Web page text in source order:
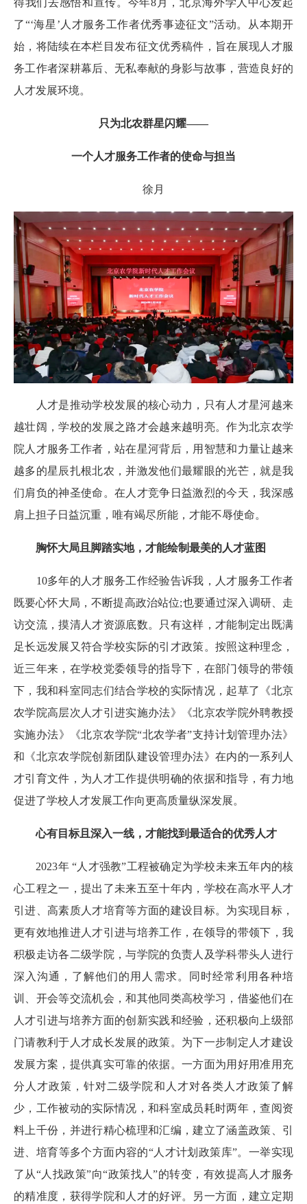
得我们去感悟和宣传。今年8月，北京海外学人中心发起
了“‘海星’人才服务工作者优秀事迹征文”活动。从本期开
始，将陆续在本栏目发布征文优秀稿件，旨在展现人才服
务工作者深耕幕后、无私奉献的身影与故事，营造良好的
人才发展环境。
只为北农群星闪耀——
一个人才服务工作者的使命与担当
徐月
人才是推动学校发展的核心动力，只有人才星河越来
越壮阔，学校的发展之路才会越来越明亮。作为北京农学
院人才服务工作者，站在星河背后，用智慧和力量让越来
越多的星辰扎根北农，并激发他们最耀眼的光芒，就是我
们肩负的神圣使命。在人才竞争日益激烈的今天，我深感
肩上担子日益沉重，唯有竭尽所能，才能不辱使命。
胸怀大局且脚踏实地，才能绘制最美的人才蓝图
10多年的人才服务工作经验告诉我，人才服务工作者
既要心怀大局，不断提高政治站位;也要通过深入调研、走
访交流，摸清人才资源底数。只有这样，才能制定出既满
足长远发展又符合学校实际的引才政策。按照这种理念，
近三年来，在学校党委领导的指导下，在部门领导的带领
下，我和科室同志们结合学校的实际情况，起草了《北京
农学院高层次人才引进实施办法》《北京农学院外聘教授
实施办法》《北京农学院“北农学者”支持计划管理办法》
和《北京农学院创新团队建设管理办法》在内的一系列人
才引育文件，为人才工作提供明确的依据和指导，有力地
促进了学校人才发展工作向更高质量纵深发展。
心有目标且深入一线，才能找到最适合的优秀人才
2023年 “人才强教”工程被确定为学校未来五年内的核
心工程之一，提出了未来五至十年内，学校在高水平人才
引进、高素质人才培育等方面的建设目标。为实现目标，
更有效地推进人才引进与培养工作，在领导的带领下，我
积极走访各二级学院，与学院的负责人及学科带头人进行
深入沟通，了解他们的用人需求。同时经常利用各种培
训、开会等交流机会，和其他同类高校学习，借鉴他们在
人才引进与培养方面的创新实践和经验，还积极向上级部
门请教利于人才成长发展的政策。为下一步制定人才建设
发展方案，提供真实可靠的依据。一方面为用好用准用充
分人才政策，针对二级学院和人才对各类人才政策了解
少，工作被动的实际情况，和科室成员耗时两年，查阅资
料上千份，并进行精心梳理和汇编，建立了涵盖政策、引
进、培育等多个方面内容的“人才计划政策库”。一举实现
了从“人找政策”向“政策找人”的转变，有效提高人才服务
的精准度，获得学院和人才的好评。另一方面，建立定期